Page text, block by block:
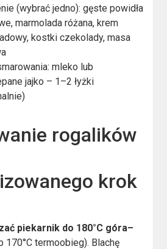
(wybrać jedno): gęste powidła
marmolada różana, krem
kostki czekolady, masa
mleko lub
jajko – 1–2 łyżki
rogalików
krok
piekarnik do 180°C góra–
170°C termoobieg). Blachę